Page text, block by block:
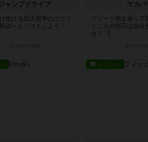
ジャンプドライブ
抜ける拡大競争のコツ！
点へとシフトしよう！
マカバ
リゾート地を巡って
ところの別荘は自分
せ！ 【...
レビュー